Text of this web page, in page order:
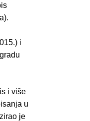
i
i više
u
je